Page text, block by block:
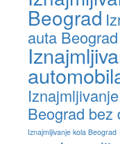
Beograd
auta
Beograd bez
Iznajmljivanje kola Beograd